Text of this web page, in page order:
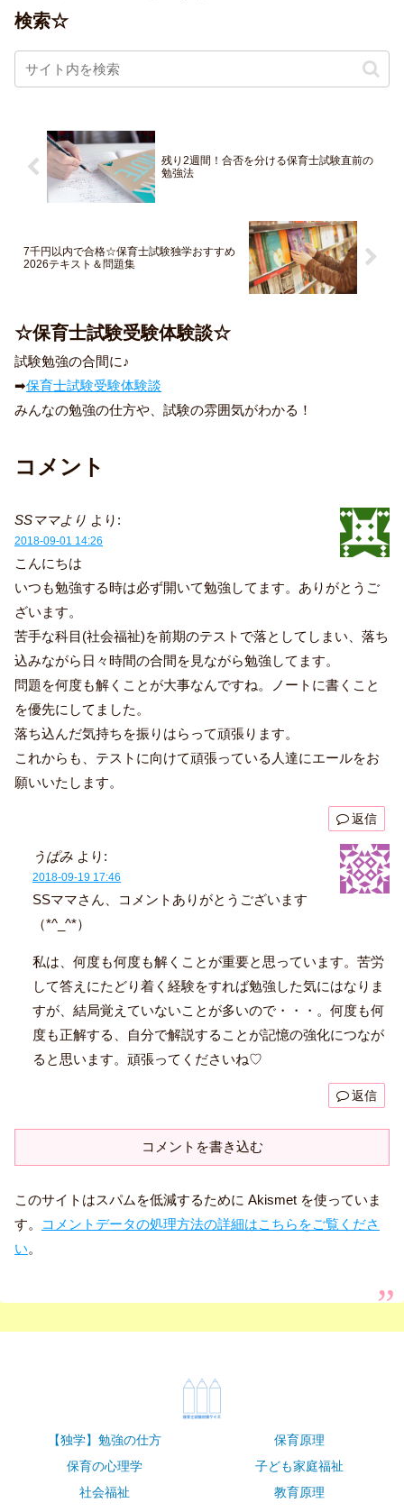
検索☆
残り2週間！合否を分ける保育士試験直前の
勉強法
7千円以内で合格☆保育士試験独学おすすめ
2026テキスト＆問題集
☆保育士試験受験体験談☆
試験勉強の合間に♪
➡保育士試験受験体験談
みんなの勉強の仕方や、試験の雰囲気がわかる！
コメント
SSママより より:
2018-09-01 14:26
こんにちは
いつも勉強する時は必ず開いて勉強してます。ありがとうご
ざいます。
苦手な科目(社会福祉)を前期のテストで落としてしまい、落ち
込みながら日々時間の合間を見ながら勉強してます。
問題を何度も解くことが大事なんですね。ノートに書くこと
を優先にしてました。
落ち込んだ気持ちを振りはらって頑張ります。
これからも、テストに向けて頑張っている人達にエールをお
願いいたします。
返信
うぱみ より:
2018-09-19 17:46
SSママさん、コメントありがとうございます
（*^_^*）
私は、何度も何度も解くことが重要と思っています。苦労
して答えにたどり着く経験をすれば勉強した気にはなりま
すが、結局覚えていないことが多いので・・・。何度も何
度も正解する、自分で解説することが記憶の強化につなが
ると思います。頑張ってくださいね♡
返信
コメントを書き込む
このサイトはスパムを低減するために Akismet を使っていま
す。
コメントデータの処理方法の詳細はこちらをご覧くださ
い。
【独学】勉強の仕方
保育原理
保育の心理学
子ども家庭福祉
社会福祉
教育原理